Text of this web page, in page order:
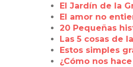
El Jardín de la
El amor no
20 Pequeñas
Las 5 cosas de
Estos simples
¿Cómo nos